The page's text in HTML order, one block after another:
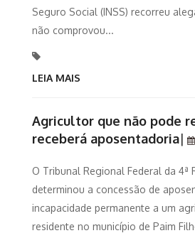
Seguro Social (INSS) recorreu
não comprovou...
LEIA MAIS
Agricultor que não pode
receberá aposentadoria|
O Tribunal Regional Federal da 4ª
determinou a concessão de
incapacidade permanente a um
residente no município de Paim